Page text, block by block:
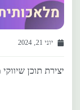
יוני 21, 2024
יצירת תוכן